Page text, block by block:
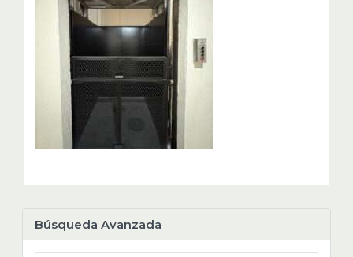
Búsqueda Avanzada